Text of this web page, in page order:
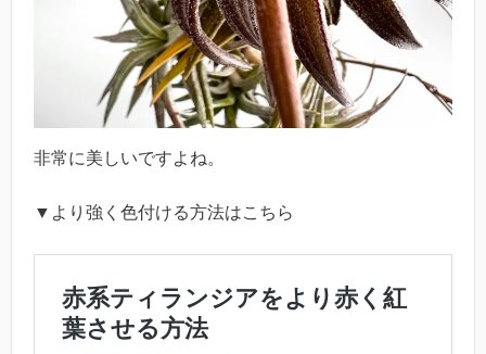
非常に美しいですよね。
▼より強く色付ける方法はこちら